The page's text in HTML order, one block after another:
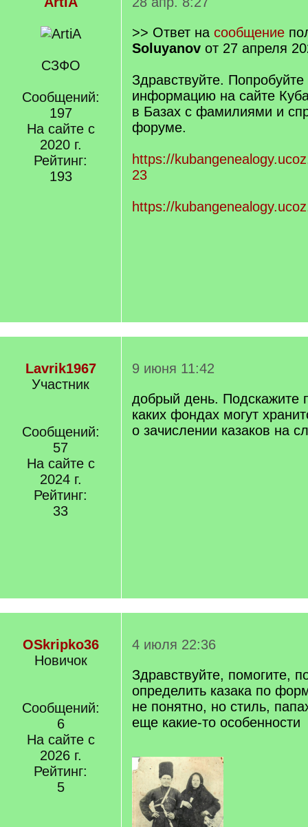
СЗФО
Сообщений:
197
На сайте с
2020 г.
Рейтинг:
193
>> Ответ на сообщение
Soluyanov от 27 апреля
Здравствуйте.
информацию на сайте
в Базах с фамилиями и
форуме.
https://
23
https://
Lavrik1967
Участник
Сообщений:
57
На сайте с
2024 г.
Рейтинг:
33
9 июня 11:42
добрый день. Подскажите
каких фондах могут
о зачислении казаков на
OSkripko36
Новичок
Сообщений:
6
На сайте с
2026 г.
Рейтинг:
5
4 июля 22:36
Здравствуйте, помогите,
определить казака по
не понятно, но стиль,
еще какие-то особенности